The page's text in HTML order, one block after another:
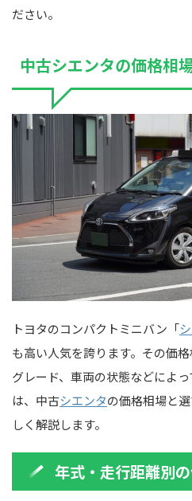
ださい。
中古シエンタの価格相
トヨタのコンパクトミニバン「
も高い人気を誇ります。その価格
グレード、車両の状態などによ
は、中古シエンタの価格相場と
しく解説します。
年式・走行距離別